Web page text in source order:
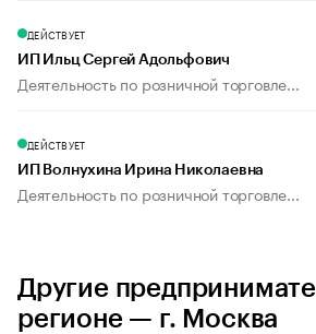
ДЕЙСТВУЕТ
ИП Ильц Сергей Адольфович
Деятельность по розничной торговле...
ДЕЙСТВУЕТ
ИП Волнухина Ирина Николаевна
Деятельность по розничной торговле...
Другие
регионе — г. Москва